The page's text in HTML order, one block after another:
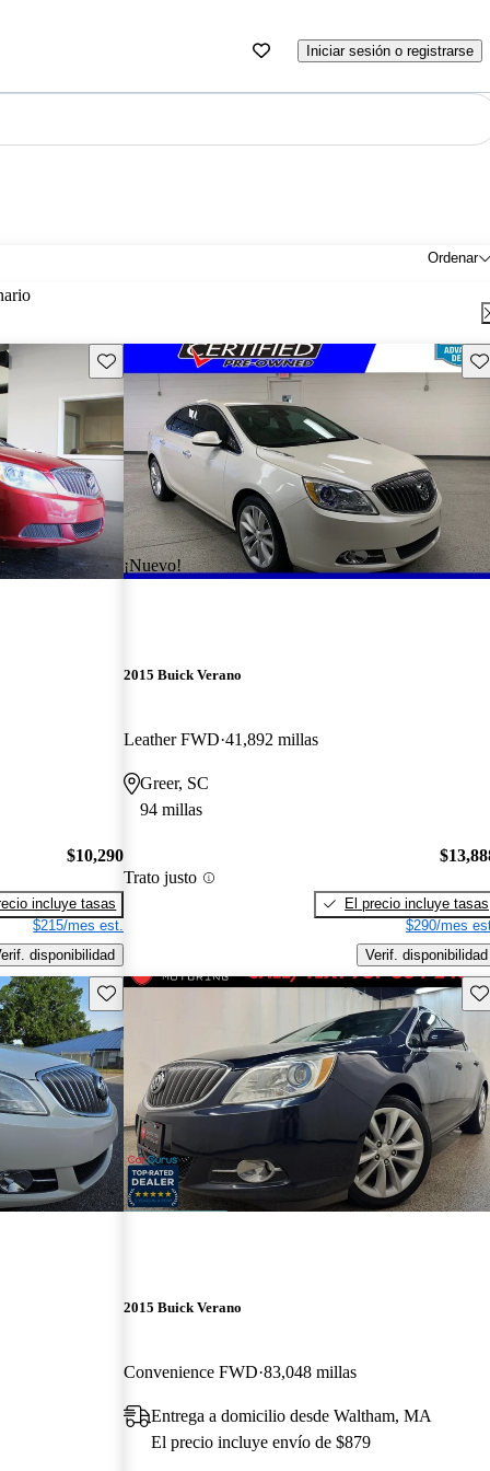
Iniciar sesión o registrarse
Ordenar
Guarda este Aviso
$10,290
incluye tasas
$215/mes est.
disponibilidad
¡Nuevo!
2015 Buick Verano
Leather FWD 41,892 millas
Greer, SC
94 millas
Trato justo
El precio incluye tasas
$290/mes
Verif. disponibilidad
Guarda este Aviso
2015 Buick Verano
Convenience FWD 83,048 millas
Entrega a domicilio desde Waltham, MA
El precio incluye envío de $879